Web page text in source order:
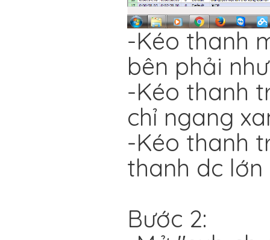
-Kéo thanh
bên phải như
-Kéo thanh
chỉ ngang
-Kéo thanh
thanh dc lớn
Bước 2: